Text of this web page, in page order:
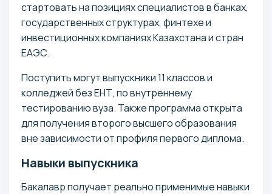
стартовать на позициях специалистов в банках,
государственных структурах, финтехе и
инвестиционных компаниях Казахстана и стран
ЕАЭС.
Поступить могут выпускники 11 классов и
колледжей без ЕНТ, по внутреннему
тестированию вуза. Также программа открыта
для получения второго высшего образования
вне зависимости от профиля первого диплома.
Навыки выпускника
Бакалавр получает реально применимые навыки